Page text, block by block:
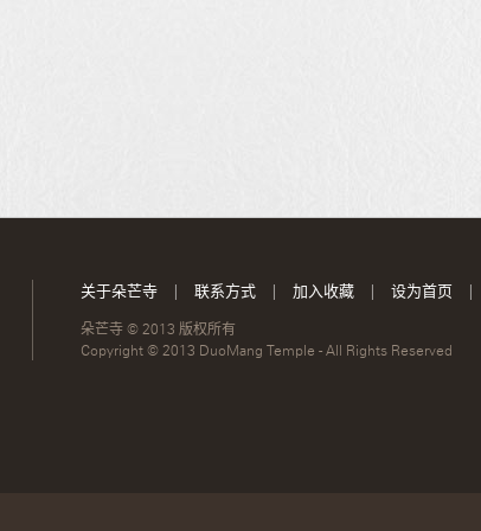
关于朵芒寺 | 联系方式 | 加入收藏 | 设为首页 |
朵芒寺 © 2013 版权所有
Copyright © 2013 DuoMang Temple - All Rights Reserved